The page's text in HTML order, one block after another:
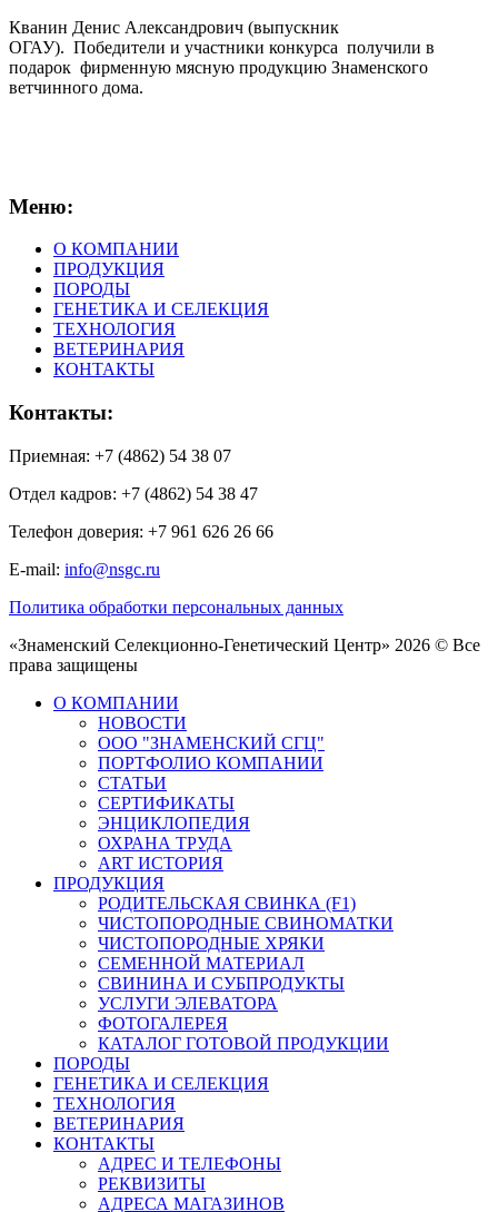
Кванин Денис Александрович (выпускник
ОГАУ). Победители и участники конкурса получили в
подарок фирменную мясную продукцию Знаменского
ветчинного дома.
Меню:
О КОМПАНИИ
ПРОДУКЦИЯ
ПОРОДЫ
ГЕНЕТИКА И СЕЛЕКЦИЯ
ТЕХНОЛОГИЯ
ВЕТЕРИНАРИЯ
КОНТАКТЫ
Контакты:
Приемная: +7 (4862) 54 38 07
Отдел кадров: +7 (4862) 54 38 47
Телефон доверия: +7 961 626 26 66
E-mail: info@nsgc.ru
Политика обработки персональных данных
«Знаменский Селекционно-Генетический Центр» 2026 © Все
права защищены
О КОМПАНИИ
НОВОСТИ
ООО "ЗНАМЕНСКИЙ СГЦ"
ПОРТФОЛИО КОМПАНИИ
СТАТЬИ
СЕРТИФИКАТЫ
ЭНЦИКЛОПЕДИЯ
ОХРАНА ТРУДА
ART ИСТОРИЯ
ПРОДУКЦИЯ
РОДИТЕЛЬСКАЯ СВИНКА (F1)
ЧИСТОПОРОДНЫЕ СВИНОМАТКИ
ЧИСТОПОРОДНЫЕ ХРЯКИ
СЕМЕННОЙ МАТЕРИАЛ
СВИНИНА И СУБПРОДУКТЫ
УСЛУГИ ЭЛЕВАТОРА
ФОТОГАЛЕРЕЯ
КАТАЛОГ ГОТОВОЙ ПРОДУКЦИИ
ПОРОДЫ
ГЕНЕТИКА И СЕЛЕКЦИЯ
ТЕХНОЛОГИЯ
ВЕТЕРИНАРИЯ
КОНТАКТЫ
АДРЕС И ТЕЛЕФОНЫ
РЕКВИЗИТЫ
АДРЕСА МАГАЗИНОВ